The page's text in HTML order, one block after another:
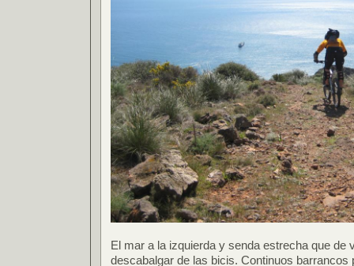
El mar a la izquierda y senda estrecha que de
descabalgar de las bicis. Continuos barrancos